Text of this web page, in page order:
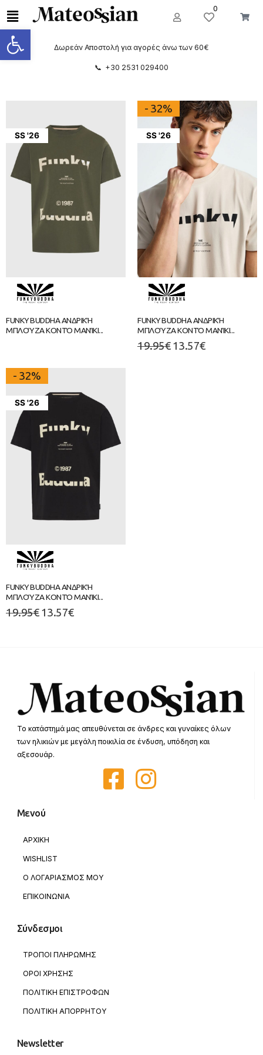
Ανοίξτε τη γραμμή εργαλείων
0
Δωρεάν Αποστολή για αγορές άνω των 60€
📞 +30 2531 029400
SS '26
FUNKY BUDDHA ΑΝΔΡΙΚΉ
ΜΠΛΟΎΖΑ ΚΟΝΤΌ ΜΑΝΊΚΙ...
SS '26
- 32%
FUNKY BUDDHA ΑΝΔΡΙΚΉ
ΜΠΛΟΎΖΑ ΚΟΝΤΌ ΜΑΝΊΚΙ...
19.95€ 13.57€
SS '26
- 32%
FUNKY BUDDHA ΑΝΔΡΙΚΉ
ΜΠΛΟΎΖΑ ΚΟΝΤΌ ΜΑΝΊΚΙ...
19.95€ 13.57€
Το κατάστημά μας απευθύνεται σε άνδρες και γυναίκες όλων
των ηλικιών με μεγάλη ποικιλία σε ένδυση, υπόδηση και
αξεσουάρ.
Μενού
ΑΡΧΙΚΗ
WISHLIST
Ο ΛΟΓΑΡΙΑΣΜΟΣ ΜΟΥ
ΕΠΙΚΟΙΝΩΝΙΑ
Σύνδεσμοι
ΤΡΟΠΟΙ ΠΛΗΡΩΜΗΣ
ΟΡΟΙ ΧΡΗΣΗΣ
ΠΟΛΙΤΙΚΗ ΕΠΙΣΤΡΟΦΩΝ
ΠΟΛΙΤΙΚΗ ΑΠΟΡΡΗΤΟΥ
Newsletter